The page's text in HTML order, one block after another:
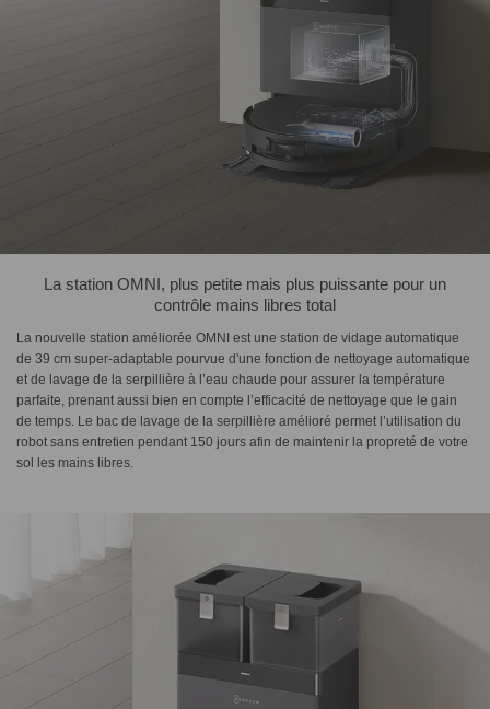
La station OMNI, plus petite mais plus puissante pour un
contrôle mains libres total
La nouvelle station améliorée OMNI est une station de vidage automatique
de 39 cm super-adaptable pourvue d'une fonction de nettoyage automatique
et de lavage de la serpillière à l’eau chaude pour assurer la température
parfaite, prenant aussi bien en compte l’efficacité de nettoyage que le gain
de temps. Le bac de lavage de la serpillière amélioré permet l’utilisation du
robot sans entretien pendant 150 jours afin de maintenir la propreté de votre
sol les mains libres.